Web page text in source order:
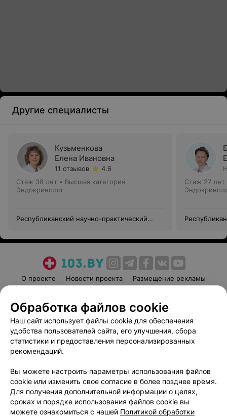
Другие специалисты
Кузьменкова
Елена Ивановна
11 отзывов
4.6
Стаж 38 лет • Высшая категория
Эндокринолог
Республиканский научно-практический
Стаж 27 лет
О проекте Новости проекта
Размещение рекламы
Пользовательское соглашение
Способы оплаты
Вакансии
Партнеры
Написать руководителю 103.by
Обработка персональных данных
Обработка файлов cookie
Наш сайт использует файлы cookie для обеспечения
удобства пользователей сайта, его улучшения, сбора
статистики и предоставления персонализированных
рекомендаций.
Вы можете настроить параметры использования файлов
cookie или изменить свое согласие в более позднее время.
Для получения дополнительной информации о целях,
сроках и порядке использования файлов cookie вы
можете ознакомиться с нашей Политикой обработки